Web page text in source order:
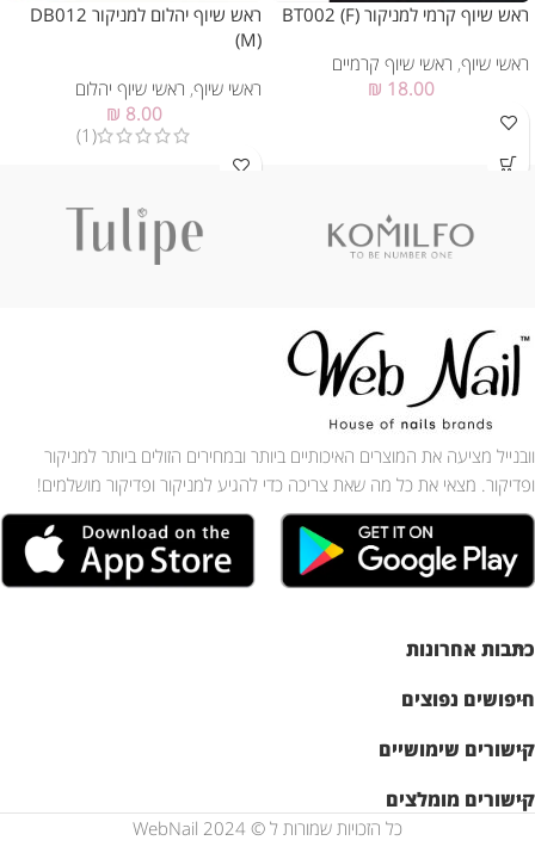
ראש שיוף קרמי למניקור (BT002 (F
ראשי שיוף, ראשי שיוף קרמיים
₪ 18.00
ראש שיוף יהלום למניקור DB012
(M)
ראשי שיוף, ראשי שיוף יהלום
₪ 8.00
(1)
וובנייל מציעה את המוצרים האיכותיים ביותר ובמחירים הזולים ביותר למניקור
ופדיקור. מצאי את כל מה שאת צריכה כדי להגיע למניקור ופדיקור מושלמים!
כתבות אחרונות
חיפושים נפוצים
קישורים שימושיים
קישורים מומלצים
כל הזכויות שמורות ל © WebNail 2024